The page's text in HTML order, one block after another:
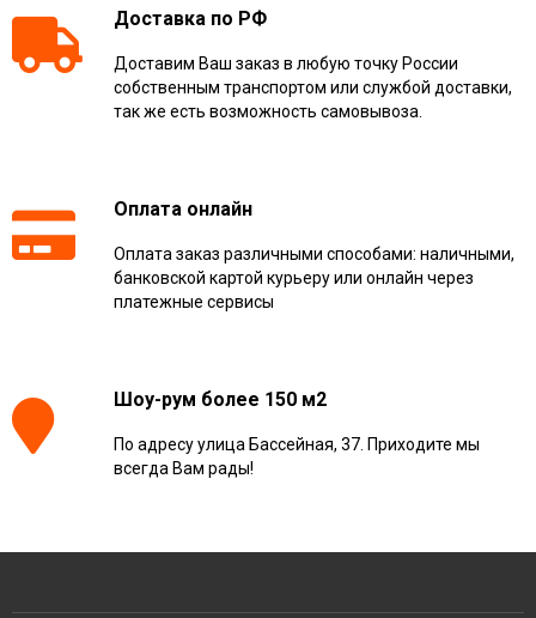
Доставка по РФ
Доставим Ваш заказ в любую точку России
собственным транспортом или службой доставки,
так же есть возможность самовывоза.
Оплата онлайн
Оплата заказ различными способами: наличными,
банковской картой курьеру или онлайн через
платежные сервисы
Шоу-рум более 150 м2
По адресу улица Бассейная, 37. Приходите мы
всегда Вам рады!